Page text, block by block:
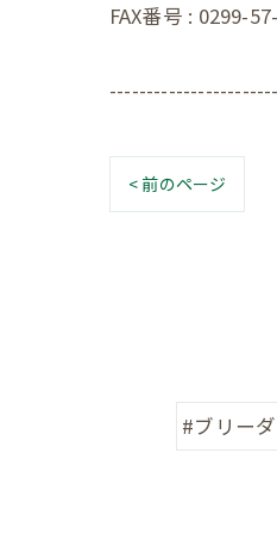
FAX番号 : 0299-
< 前のページ
#ブリー